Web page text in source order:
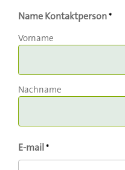
Name Kontaktperson*
Vorname
Nachname
E-mail *